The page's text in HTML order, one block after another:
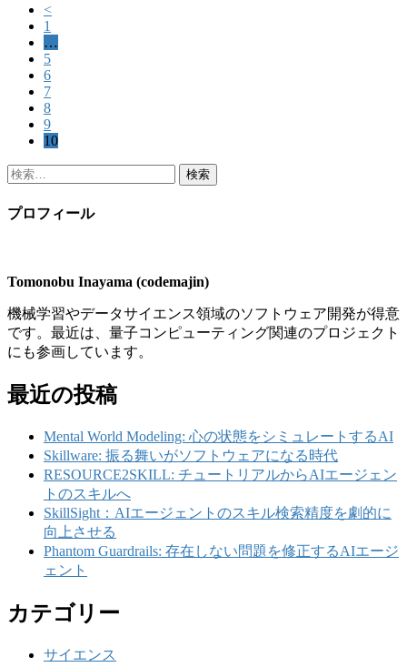
<
1
…
5
6
7
8
9
10
検
プロフィール
Tomonobu Inayama (codemajin)
機械学習やデータサイエンス領域のソフトウェア開発が得意
です。最近は、量子コンピューティング関連のプロジェクト
にも参画しています。
最近の投稿
Mental World Modeling: 心の状態をシミュレートするAI
Skillware: 振る舞いがソフトウェアになる時代
RESOURCE2SKILL: チュートリアルからAIエージェン
トのスキルへ
SkillSight：AIエージェントのスキル検索精度を劇的に
向上させる
Phantom Guardrails: 存在しない問題を修正するAIエージ
ェント
カテゴリー
サイエンス